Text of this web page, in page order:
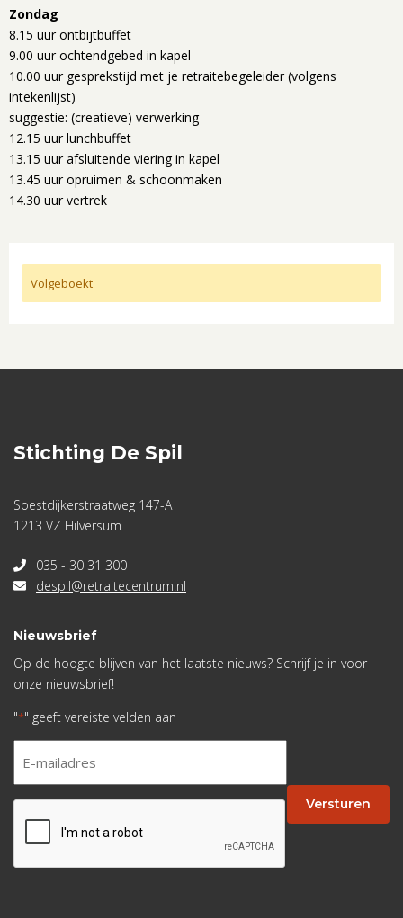
Zondag
8.15 uur ontbijtbuffet
9.00 uur ochtendgebed in kapel
10.00 uur gesprekstijd met je retraitebegeleider (volgens
intekenlijst)
suggestie: (creatieve) verwerking
12.15 uur lunchbuffet
13.15 uur afsluitende viering in kapel
13.45 uur opruimen & schoonmaken
14.30 uur vertrek
Volgeboekt
Stichting De Spil
Soestdijkerstraatweg 147-A
1213 VZ Hilversum
035 - 30 31 300
despil@retraitecentrum.nl
Nieuwsbrief
Op de hoogte blijven van het laatste nieuws? Schrijf je in voor
onze nieuwsbrief!
"*" geeft vereiste velden aan
* Versturen